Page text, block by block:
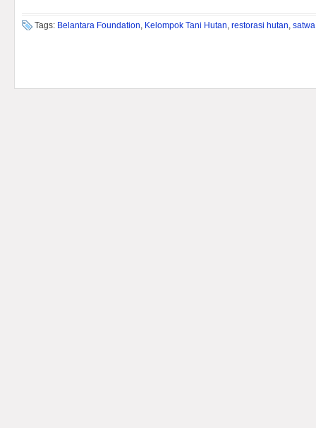
Tags: Belantara Foundation, Kelompok Tani Hutan, restorasi hutan,